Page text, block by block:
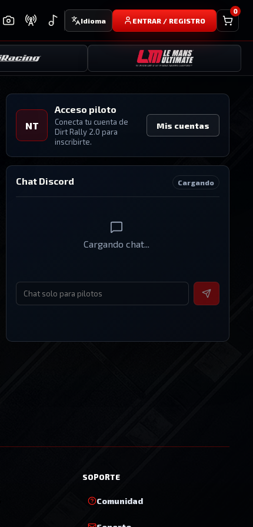
Idioma ENTRAR / REGISTRO
0
NT
Acceso piloto
Conecta tu cuenta de
Dirt Rally 2.0 para
inscribirte.
Mis cuentas
Chat Discord Cargando
Cargando chat...
SOPORTE
Comunidad